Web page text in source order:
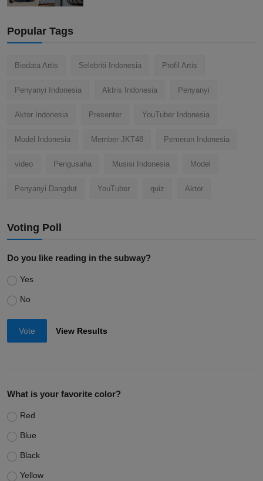
Popular Tags
Biodata Artis Selebriti Indonesia Profil Artis
Penyanyi Indonesia Aktris Indonesia Penyanyi
Aktor Indonesia Presenter YouTuber Indonesia
Model Indonesia Member JKT48 Pemeran Indonesia
video Pengusaha Musisi Indonesia Model
Penyanyi Dangdut YouTuber quiz Aktor
Voting Poll
Do you like reading in the subway?
Yes
No
Vote View Results
What is your favorite color?
Red
Blue
Black
Yellow